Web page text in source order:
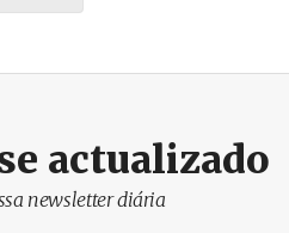
actualizado
newsletter diária